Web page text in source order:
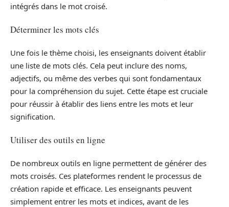
intégrés dans le mot croisé.
Déterminer les mots clés
Une fois le thème choisi, les enseignants doivent établir
une liste de mots clés. Cela peut inclure des noms,
adjectifs, ou même des verbes qui sont fondamentaux
pour la compréhension du sujet. Cette étape est cruciale
pour réussir à établir des liens entre les mots et leur
signification.
Utiliser des outils en ligne
De nombreux outils en ligne permettent de générer des
mots croisés. Ces plateformes rendent le processus de
création rapide et efficace. Les enseignants peuvent
simplement entrer les mots et indices, avant de les